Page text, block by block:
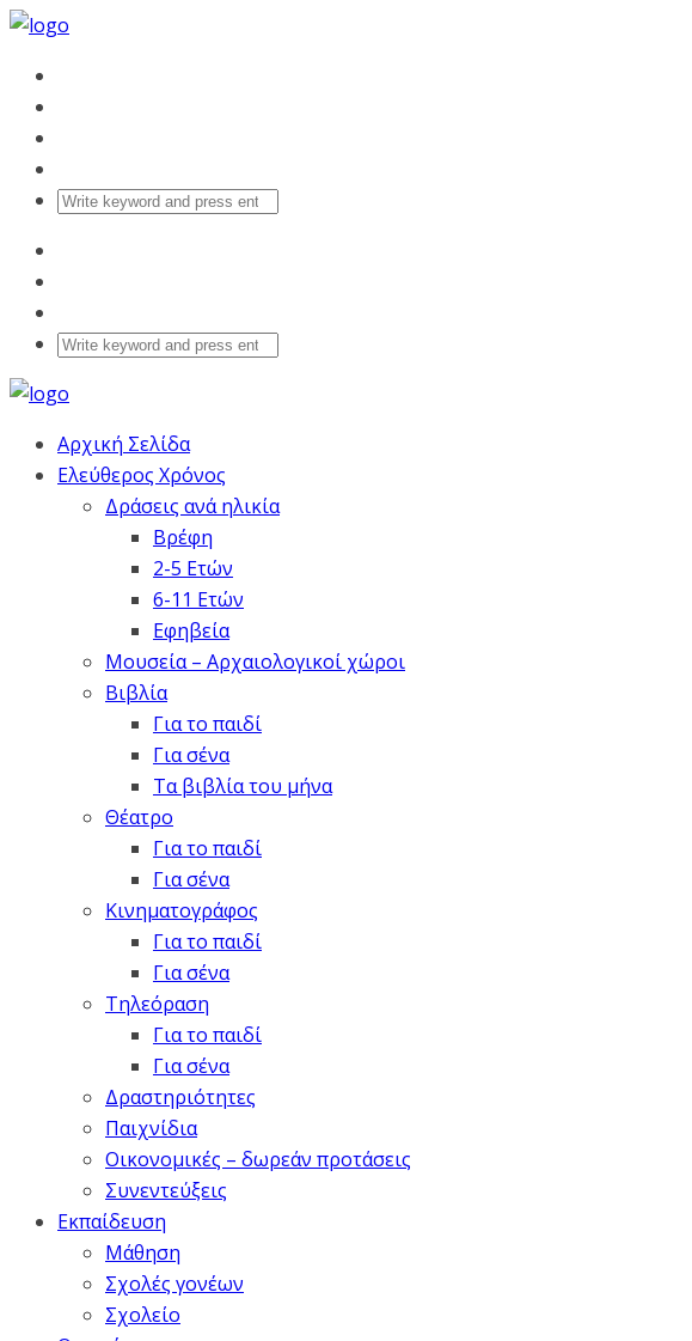
Αρχική Σελίδα
Ελεύθερος Χρόνος
Δράσεις ανά ηλικία
Βρέφη
2-5 Ετών
6-11 Ετών
Εφηβεία
Μουσεία – Αρχαιολογικοί χώροι
Βιβλία
Για το παιδί
Για σένα
Τα βιβλία του μήνα
Θέατρο
Για το παιδί
Για σένα
Κινηματογράφος
Για το παιδί
Για σένα
Τηλεόραση
Για το παιδί
Για σένα
Δραστηριότητες
Παιχνίδια
Οικονομικές – δωρεάν προτάσεις
Συνεντεύξεις
Εκπαίδευση
Μάθηση
Σχολές γονέων
Σχολείο